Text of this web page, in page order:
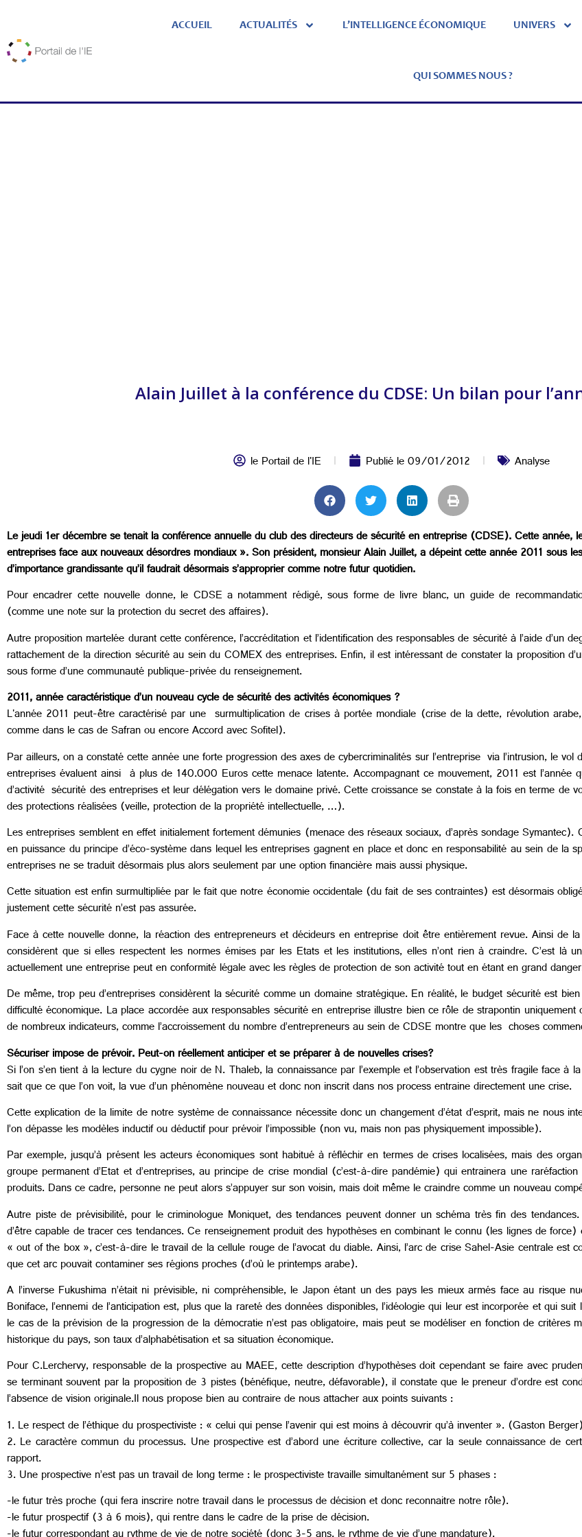
ACCUEIL ACTUALITÉS L’INTELLIGENCE ÉCONOMIQUE UNIVERS
QUI SOMMES NOUS ?
Alain Juillet à la conférence du CDSE: Un bilan pour
le Portail de l'IE Publié le09/01/2012 Analyse
Le jeudi 1er décembre se tenait la conférence annuelle du club des directeurs de sécurité en entreprise (CDSE). Cette année,
entreprises face aux nouveaux désordres mondiaux ». Son président, monsieur Alain Juillet, a dépeint cette année 2011 sous
d’importance grandissante qu’il faudrait désormais s’approprier comme notre futur quotidien.
Pour encadrer cette nouvelle donne, le CDSE a notamment rédigé, sous forme de livre blanc, un guide de
(comme une note sur la protection du secret des affaires).
Autre proposition martelée durant cette conférence, l’accréditation et l’identification des responsables de sécurité à l’aide d’un
rattachement de la direction sécurité au sein du COMEX des entreprises. Enfin, il est intéressant de constater la proposition
sous forme d’une communauté publique-privée du renseignement.
2011, année caractéristique d’un nouveau cycle de sécurité des activités économiques ?
L'année 2011 peut-être caractérisé par une surmultiplication de crises à portée mondiale (crise de la dette, révolution
comme dans le cas de Safran ou encore Accord avec Sofitel).
Par ailleurs, on a constaté cette année une forte progression des axes de cybercriminalités sur l’entreprise via l’intrusion, le
entreprises évaluent ainsi à plus de 140.000 Euros cette menace latente. Accompagnant ce mouvement, 2011 est l’année
d’activité sécurité des entreprises et leur délégation vers le domaine privé. Cette croissance se constate à la fois en terme de
des protections réalisées (veille, protection de la propriété intellectuelle, …).
Les entreprises semblent en effet initialement fortement démunies (menace des réseaux sociaux, d’après sondage
en puissance du principe d’éco-système dans lequel les entreprises gagnent en place et donc en responsabilité au sein de la
entreprises ne se traduit désormais plus alors seulement par une option financière mais aussi physique.
Cette situation est enfin surmultipliée par le fait que notre économie occidentale (du fait de ses contraintes) est désormais
justement cette sécurité n’est pas assurée.
Face à cette nouvelle donne, la réaction des entrepreneurs et décideurs en entreprise doit être entièrement revue. Ainsi de
considèrent que si elles respectent les normes émises par les Etats et les institutions, elles n’ont rien à craindre. C’est là
actuellement une entreprise peut en conformité légale avec les règles de protection de son activité tout en étant en grand
De même, trop peu d’entreprises considèrent la sécurité comme un domaine stratégique. En réalité, le budget sécurité est
difficulté économique. La place accordée aux responsables sécurité en entreprise illustre bien ce rôle de strapontin
de nombreux indicateurs, comme l’accroissement du nombre d’entrepreneurs au sein de CDSE montre que les choses
Sécuriser impose de prévoir. Peut-on réellement anticiper et se préparer à de nouvelles crises?
Si l’on s’en tient à la lecture du cygne noir de N. Thaleb, la connaissance par l’exemple et l’observation est très fragile face à
sait que ce que l’on voit, la vue d’un phénomène nouveau et donc non inscrit dans nos process entraine directement une crise.
Cette explication de la limite de notre système de connaissance nécessite donc un changement d’état d’esprit, mais ne nous
l’on dépasse les modèles inductif ou déductif pour prévoir l’impossible (non vu, mais non pas physiquement impossible).
Par exemple, jusqu’à présent les acteurs économiques sont habitué à réfléchir en termes de crises localisées, mais des
groupe permanent d’Etat et d’entreprises, au principe de crise mondial (c’est-à-dire pandémie) qui entrainera une
produits. Dans ce cadre, personne ne peut alors s’appuyer sur son voisin, mais doit même le craindre comme un nouveau
Autre piste de prévisibilité, pour le criminologue Moniquet, des tendances peuvent donner un schéma très fin des
d’être capable de tracer ces tendances. Ce renseignement produit des hypothèses en combinant le connu (les lignes de
« out of the box », c’est-à-dire le travail de la cellule rouge de l’avocat du diable. Ainsi, l’arc de crise Sahel-Asie centrale est
que cet arc pouvait contaminer ses régions proches (d’où le printemps arabe).
A l’inverse Fukushima n’était ni prévisible, ni compréhensible, le Japon étant un des pays les mieux armés face au risque
Boniface, l’ennemi de l’anticipation est, plus que la rareté des données disponibles, l’idéologie qui leur est incorporée et qui
le cas de la prévision de la progression de la démocratie n’est pas obligatoire, mais peut se modéliser en fonction de critères
historique du pays, son taux d’alphabétisation et sa situation économique.
Pour C.Lerchervy, responsable de la prospective au MAEE, cette description d’hypothèses doit cependant se faire avec
se terminant souvent par la proposition de 3 pistes (bénéfique, neutre, défavorable), il constate que le preneur d’ordre est
l’absence de vision originale.Il nous propose bien au contraire de nous attacher aux points suivants :
1. Le respect de l’éthique du prospectiviste : « celui qui pense l’avenir qui est moins à découvrir qu’à inventer ». (Gaston
2. Le caractère commun du processus. Une prospective est d’abord une écriture collective, car la seule connaissance de
rapport.
3. Une prospective n’est pas un travail de long terme : le prospectiviste travaille simultanément sur 5 phases :
-le futur très proche (qui fera inscrire notre travail dans le processus de décision et donc reconnaitre notre rôle).
-le futur prospectif (3 à 6 mois), qui rentre dans le cadre de la prise de décision.